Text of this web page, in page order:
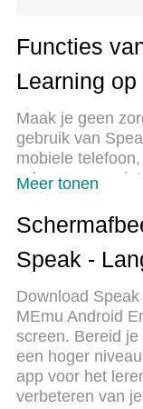
Functies
Learning op
Maak je geen
gebruik van
mobiele
scherm en
volledige
toetsenbord en
verrassende
besturing, geen
mobiele data en
gloednieuwe
gebruik van
computer.
mogelijk om
Meer tonen
Speak -
Download
MEmu Android
screen. Bereid
een hoger
app voor het
verbeteren van